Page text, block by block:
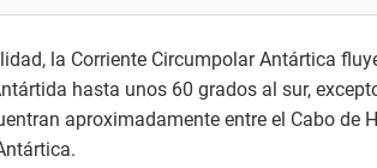
la Corriente Circumpolar Antártica
hasta unos 60 grados al sur,
aproximadamente entre el Cabo de